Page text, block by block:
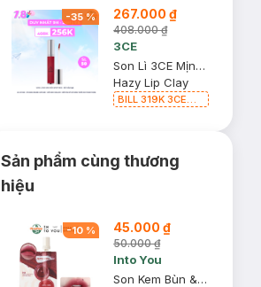
-35% 267.000 ₫
408.000 ₫
3CE
Son Lì 3CE Mịn Môi Whip Red - Đỏ Mận 4g
Hazy Lip Clay
BILL 319K 3CE
1.5g (SL có hạn)
Sản phẩm cùng thương
hiệu
-10 % 45.000 ₫
50.000 ₫
Into You
Son Kem Bùn & Má Hồng Into You - 302 Đỏ Nhung Túi 1g